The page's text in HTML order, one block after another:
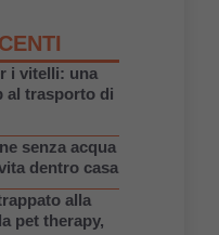
i vitelli: una
al trasporto di
senza acqua
dentro casa
alla
pet therapy,